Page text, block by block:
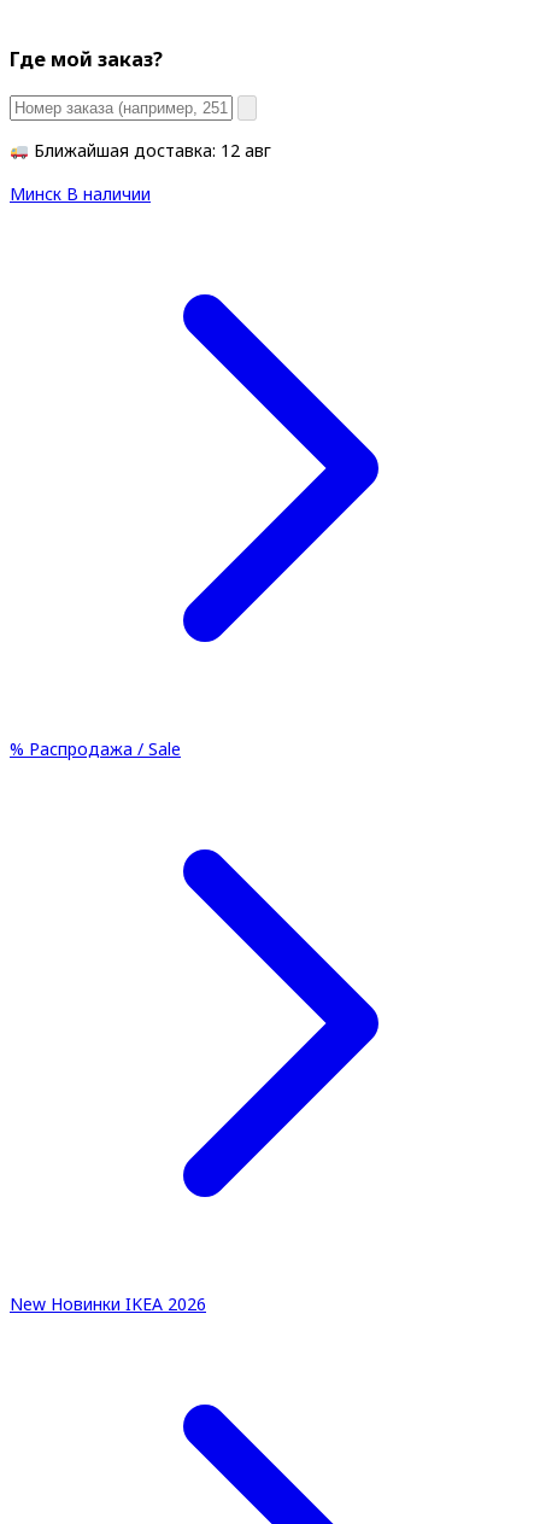
Где мой заказ?
Ближайшая доставка: 12 авг
Минск В наличии
% Распродажа / Sale
New Новинки IKEA 2026